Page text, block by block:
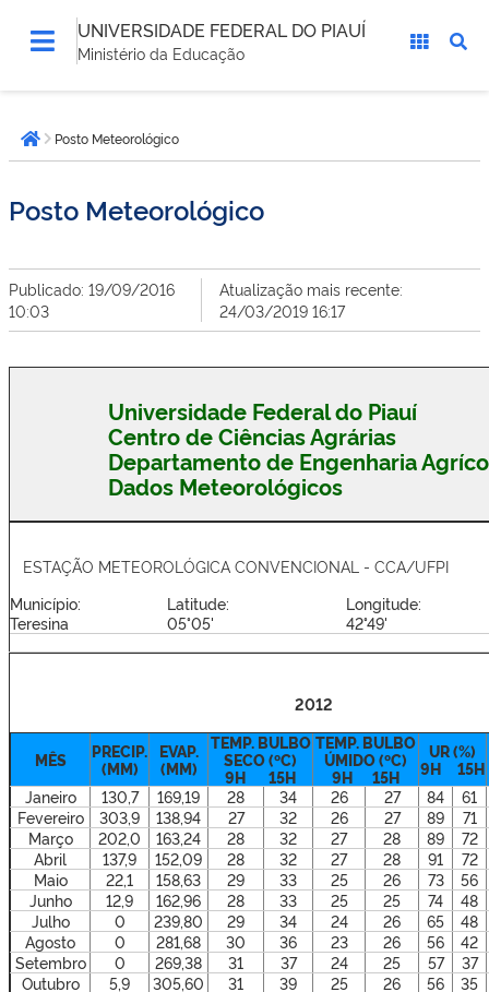
UNIVERSIDADE FEDERAL DO PIAUÍ
Ministério da Educação
está
aqui:Página inicial
Posto Meteorológico
Posto Meteorológico
Publicado: 19/09/2016
10:03
Atualização mais recente:
24/03/2019 16:17
Universidade Federal do Piauí
Centro de Ciências Agrárias
Departamento de Engenharia
Dados Meteorológicos
ESTAÇÃO METEOROLÓGICA CONVENCIONAL - CCA/UFPI
Município:
Teresina
Latitude:
05°05'
Longitude:
42°49'
2012
MÊS
PRECIP.
(MM)
EVAP.
(MM)
TEMP. BULBO
SECO (ºC)
9H 15H
TEMP. BULBO
ÚMIDO (ºC)
9H 15H
UR (%)
9H 15H
Janeiro 130,7 169,19 28 34 26 27 84
61
Fevereiro
303,9 138,94 27 32 26 27 89
71
Março
202,0 163,24 28 32 27 28 89
72
Abril
137,9 152,09 28 32 27 28 91
72
Maio
22,1 158,63 29 33 25 26 73
56
Junho
12,9 162,96 28 33 25 25 74
48
Julho
0 239,80 29 34 24 26 65
48
Agosto
0 281,68 30 36 23 26 56
42
Setembro
0 269,38 31 37 24 25 57
37
Outubro
5,9 305,60 31 39 25 26 56
35